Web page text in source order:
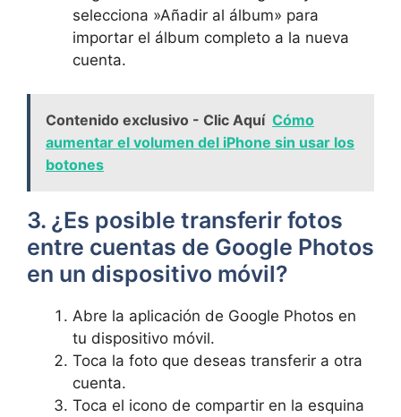
selecciona ‍»Añadir al⁤ álbum» para
importar el álbum⁤ completo a la nueva
cuenta.
Contenido exclusivo - Clic Aquí Cómo
aumentar el volumen del iPhone sin usar los
botones
3. ¿Es posible transferir fotos
entre cuentas de Google Photos
en un dispositivo móvil?
Abre la aplicación de Google Photos en
tu dispositivo ‌móvil.
Toca ⁣la foto que deseas transferir a otra
cuenta.
Toca el icono de compartir en la esquina